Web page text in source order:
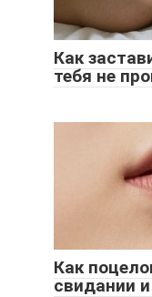
Как
тебя не
Как
свидании